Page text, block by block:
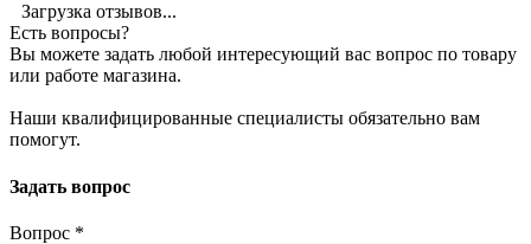
Загрузка отзывов...
Есть вопросы?
Вы можете задать любой интересующий вас вопрос по товару
или работе магазина.
Наши квалифицированные специалисты обязательно вам
помогут.
Задать вопрос
Вопрос *